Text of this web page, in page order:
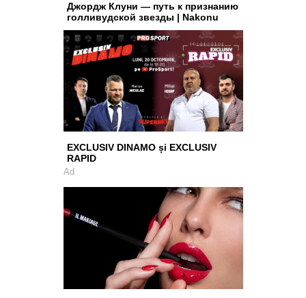
Джордж Клуни — путь к признанию
голливудской звезды | Nakonu
EXCLUSIV DINAMO și EXCLUSIV
RAPID
Ad